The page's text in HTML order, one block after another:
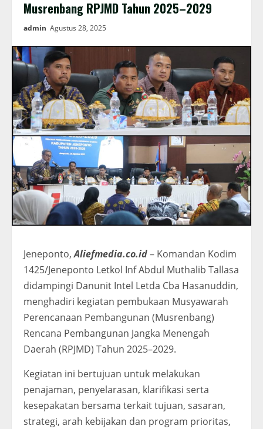
Musrenbang RPJMD Tahun 2025–2029
admin Agustus 28, 2025
Jeneponto,Aliefmedia.co.id– Komandan Kodim
1425/Jeneponto Letkol Inf Abdul Muthalib Tallasa
didampingi Danunit Intel Letda Cba Hasanuddin,
menghadiri kegiatan pembukaan Musyawarah
Perencanaan Pembangunan (Musrenbang)
Rencana Pembangunan Jangka Menengah
Daerah (RPJMD) Tahun 2025–2029.
Kegiatan ini bertujuan untuk melakukan
penajaman, penyelarasan, klarifikasi serta
kesepakatan bersama terkait tujuan, sasaran,
strategi, arah kebijakan dan program prioritas,